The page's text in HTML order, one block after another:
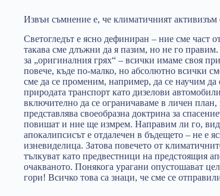
Извън съмнение е, че климатичният активизъм
Светогледът е ясно дефиниран – ние сме част
такава сме длъжни да я пазим, но не го
за „оригиналния грях“ – всички имаме своя
повече, къде по-малко, но абсолютно всички
сме да се променим, например, да се научим да
природата транспорт като дизелови
включително да се ограничаваме в личен
представлява своеобразна доктрина за
повишат и ние ще измрем. Направим ли го,
апокалипсисът е отдалечен в бъдещето – не е
изневиделица. Затова повечето от
тълкуват като предвестници на предстоящия
очакваното. Понякога урагани опустошават
гори! Всичко това са знаци, че сме се